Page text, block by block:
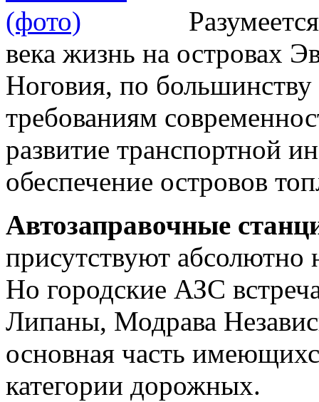
века жизнь на островах
Ноговия, по большинству
требованиям
развитие транспортной
обеспечение островов
Автозаправочные
присутствуют абсолютно
Но городские АЗС
Липаны, Модрава
основная часть
категории дорожных.